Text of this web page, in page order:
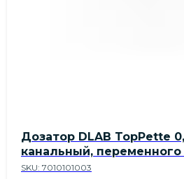
Дозатор DLAB TopPette
канальный,
SKU: 7010101003